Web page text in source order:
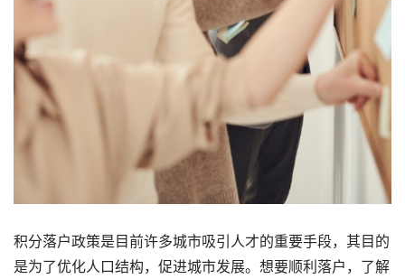
积分落户政策是目前许多城市吸引人才的重要手段，其目的
是为了优化人口结构，促进城市发展。想要顺利落户，了解